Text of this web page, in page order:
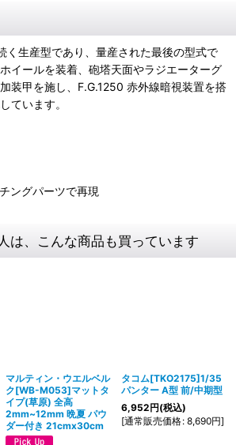
く生産型であり、量産された最後の型式で
イールを装着、砲塔天面やラジエーターグ
装甲を施し、F.G.1250 赤外線暗視装置を搭
ています。
ングパーツで再現
は、こんな商品も買っています
マルティン・ウエルベル
ク[WB-M053]マットタ
イプ(草原) 全高
2mm~12mm 晩夏 パウ
ダー付き 21cmx30cm
タコム[TKO2175]1/35
パンター A型 前/中期型
6,952円(税込)
[通常販売価格: 8,690円]